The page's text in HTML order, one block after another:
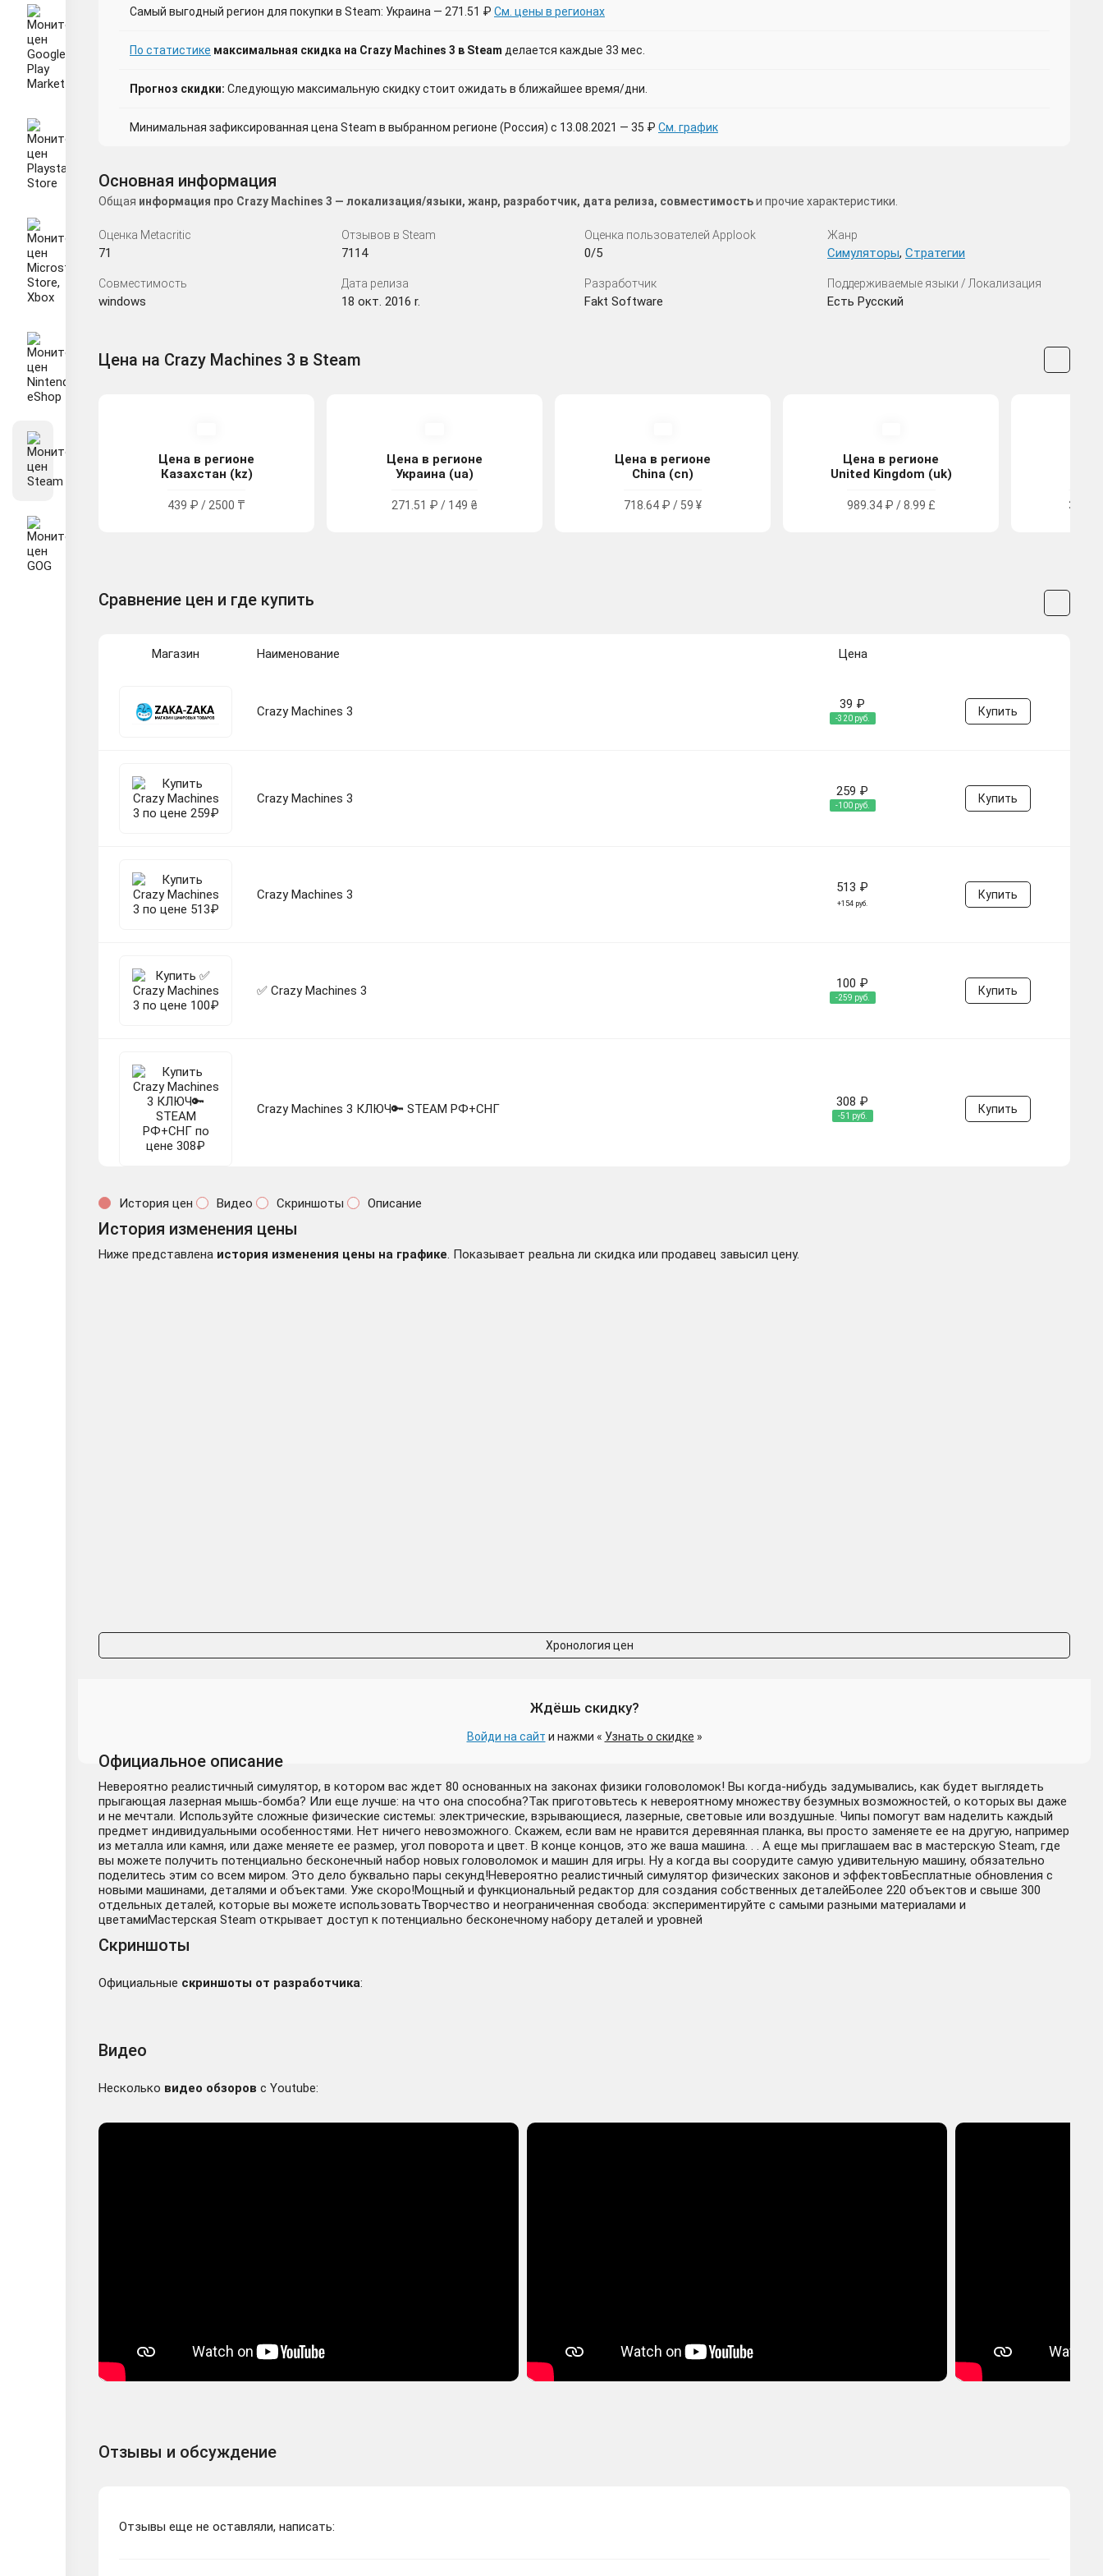
Самый выгодный регион для покупки в Steam: Украина — 271.51 ₽ См. цены в регионах
По статистике максимальная скидка на Crazy Machines 3 в Steam делается каждые 33 мес.
Прогноз скидки: Следующую максимальную скидку стоит ожидать в ближайшее время/дни.
Минимальная зафиксированная цена Steam в выбранном регионе (Россия) с 13.08.2021 — 35 ₽ См. график
Основная информация
Общая информация про Crazy Machines 3 — локализация/языки, жанр, разработчик, дата релиза, совместимостьи прочие характеристики.
Оценка Metacritic
71
Отзывов в Steam
7114
Оценка пользователей Applook
0/5
Жанр
Симуляторы, Стратегии
Совместимость
windows
Дата релиза
18 окт. 2016 r.
Разработчик
Fakt Software
Поддерживаемые языки / Локализация
Есть Русский
Цена на Crazy Machines 3 в Steam
Цена в регионе
Казахстан (kz)
439 ₽ / 2500 ₸
Цена в регионе
Украина (ua)
271.51 ₽ / 149 ₴
Цена в регионе
China (cn)
718.64 ₽ / 59 ¥
Цена в регионе
United Kingdom (uk)
989.34 ₽ / 8.99 £
Сравнение цен и где купить
Магазин Наименование Цена
Crazy Machines 3 39 ₽
-320 руб.
Купить
Crazy Machines 3 259 ₽
-100 руб.
Купить
Crazy Machines 3 513 ₽
+154 руб.
Купить
✅ Crazy Machines 3 100 ₽
-259 руб.
Купить
Crazy Machines 3 КЛЮЧ🔑 STEAM РФ+СНГ 308 ₽
-51 руб.
Купить
Crazy Machines 3 Steam Key RU
АВТО CRAZY MACHINES 3 \ STEAM ПОДАРКОМ ДЛЯ KZ | RU | UA | CIS 24/7 450 ₽
+91 руб.
Купить
Crazy Machines 3 (Steam Gift) · РФ и весь мир · Автодоставка 24/7
История цен Видео Скриншоты Описание
История изменения цены
Ниже представлена история изменения цены на графике. Показывает реальна ли скидка или продавец завысил цену.
Хронология цен
Ждёшь скидку?
Войди на сайт и нажми « Узнать о скидке »
Официальное описание
Невероятно реалистичный симулятор, в котором вас ждет 80 основанных на законах физики головоломок! Вы когда-нибудь задумывались, как будет выглядеть
прыгающая лазерная мышь-бомба? Или еще лучше: на что она способна?Так приготовьтесь к невероятному множеству безумных возможностей, о которых вы даже
и не мечтали. Используйте сложные физические системы: электрические, взрывающиеся, лазерные, световые или воздушные. Чипы помогут вам наделить каждый
предмет индивидуальными особенностями. Нет ничего невозможного. Скажем, если вам не нравится деревянная планка, вы просто заменяете ее на другую, например
из металла или камня, или даже меняете ее размер, угол поворота и цвет. В конце концов, это же ваша машина. . . А еще мы приглашаем вас в мастерскую Steam, где
вы можете получить потенциально бесконечный набор новых головоломок и машин для игры. Ну а когда вы соорудите самую удивительную машину, обязательно
поделитесь этим со всем миром. Это дело буквально пары секунд!Невероятно реалистичный симулятор физических законов и эффектовБесплатные обновления с
новыми машинами, деталями и объектами. Уже скоро!Мощный и функциональный редактор для создания собственных деталейБолее 220 объектов и свыше 300
отдельных деталей, которые вы можете использоватьТворчество и неограниченная свобода: экспериментируйте с самыми разными материалами и
цветамиМастерская Steam открывает доступ к потенциально бесконечному набору деталей и уровней
Скриншоты
Официальные скриншоты от разработчика:
Видео
Несколько видео обзоров с Youtube:
Отзывы и обсуждение
Отзывы еще не оставляли, написать: